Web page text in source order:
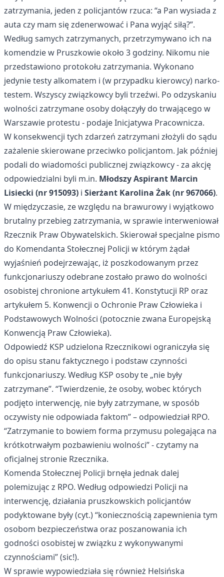
zatrzymania, jeden z policjantów rzuca: “a Pan wysiada z
auta czy mam się zdenerwować i Pana wyjąć siłą?”.
Według samych zatrzymanych, przetrzymywano ich na
komendzie w Pruszkowie około 3 godziny. Nikomu nie
przedstawiono protokołu zatrzymania. Wykonano
jedynie testy alkomatem i (w przypadku kierowcy) narko-
testem. Wszyscy związkowcy byli trzeźwi. Po odzyskaniu
wolności zatrzymane osoby dołączyły do trwającego w
Warszawie protestu - podaje Inicjatywa Pracownicza.
W konsekwencji tych zdarzeń zatrzymani złożyli do sądu
zażalenie skierowane przeciwko policjantom. Jak później
podali do wiadomości publicznej związkowcy- za akcję
odpowiedzialni byli m.in. Młodszy Aspirant Marcin
Lisiecki (nr 915093) i Sierżant Karolina Żak (nr 967066).
W międzyczasie, ze względu na brawurowy i wyjątkowo
brutalny przebieg zatrzymania, w sprawie interweniował
Rzecznik Praw Obywatelskich. Skierowałspecjalne pismo
do Komendanta Stołecznej Policji w którym żądał
wyjaśnień podejrzewając, iż poszkodowanym przez
funkcjonariuszy odebrane zostało prawo do wolności
osobistej chronione artykułem 41. Konstytucji RP oraz
artykułem 5. Konwencji o Ochronie Praw Człowieka i
Podstawowych Wolności (potocznie zwana Europejską
Konwencją Praw Człowieka).
Odpowiedź KSP udzielona Rzecznikowi ograniczyła się
do opisu stanu faktycznego i podstaw czynności
funkcjonariuszy. Według KSP osoby te „nie były
zatrzymane”. “Twierdzenie, że osoby, wobec których
podjęto interwencję, nie były zatrzymane, w sposób
oczywisty nie odpowiada faktom” – odpowiedział RPO.
“Zatrzymanie to bowiem forma przymusu polegająca na
krótkotrwałym pozbawieniu wolności” - czytamy na
oficjalnej stronie Rzecznika.
Komenda Stołecznej Policji brnęła jednak dalej
polemizując z RPO. Według odpowiedzi Policji na
interwencję, działania pruszkowskich policjantów
podyktowane były (cyt.) “koniecznością zapewnienia tym
osobom bezpieczeństwa oraz poszanowania ich
godności osobistej w związku z wykonywanymi
czynnościami” (sic!).
W sprawie wypowiedziała się również Helsińska